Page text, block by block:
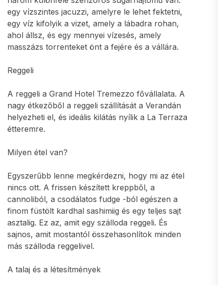
egy vízszintes jacuzzi, amelyre le lehet fektetni,
egy víz kifolyik a vizet, amely a lábadra rohan,
ahol állsz, és egy mennyei vízesés, amely
masszázs torrenteket önt a fejére és a vállára.
Reggeli
A reggeli a Grand Hotel Tremezzo fővállalata. A
nagy étkezőből a reggeli szállítását a Verandán
helyezheti el, és ideális kilátás nyílik a La Terraza
étteremre.
Milyen étel van?
Egyszerűbb lenne megkérdezni, hogy mi az étel
nincs ott. A frissen készített kreppből, a
cannoliból, a csodálatos fudge -ból egészen a
finom füstölt kardhal sashimiig és egy teljes sajt
asztalig. Ez az, amit egy szálloda reggeli. És
sajnos, amit mostantól összehasonlítok minden
más szálloda reggelivel.
A talaj és a létesítmények